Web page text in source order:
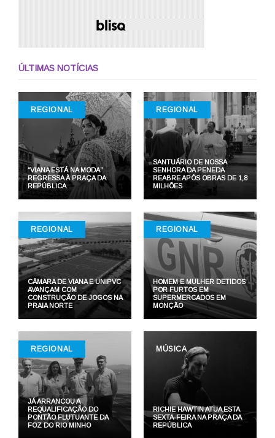
ÚLTIMAS NOTÍCIAS
REGIONAL
“VIANA ESTÁ NA MODA”
REGRESSA À PRAÇA DA
REPÚBLICA
REGIONAL
SANTUÁRIO DE NOSSA
SENHORA DA PENEDA
REABRE APÓS OBRAS DE 1,8
MILHÕES
REGIONAL
CÂMARA DE VIANA E UNIPVC
AVANÇAM COM
CONSTRUÇÃO DE JOGOS NA
PRAIA NORTE
REGIONAL
HOMEM E MULHER DETIDOS
POR FURTOS EM
SUPERMERCADOS EM
MONÇÃO
REGIONAL
JÁ ARRANCOU A
REQUALIFICAÇÃO DO
PONTÃO FLUTUANTE DA
FOZ DO RIO MINHO
MÚSICA
RICHIE HAWTIN ATUA ESTA
SEXTA-FEIRA NA PRAÇA DA
REPÚBLICA